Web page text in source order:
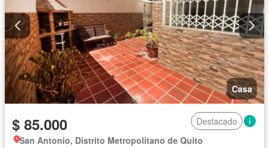
Casa
$ 85.000
Destacado
San Antonio, Distrito Metropolitano de Quito